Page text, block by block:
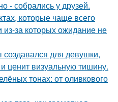
- собрались у друзей.
которые чаще всего
из-за которых ожидание не
создавался для девушки,
ценит визуальную тишину.
тонах: от оливкового